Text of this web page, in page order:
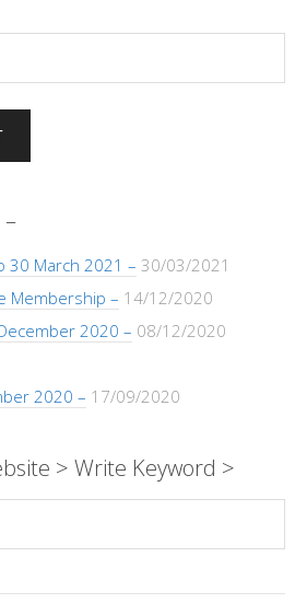
30 March 2021 – 30/03/2021
Membership – 14/12/2020
2020 – 08/12/2020
2020 – 17/09/2020
> Write Keyword >